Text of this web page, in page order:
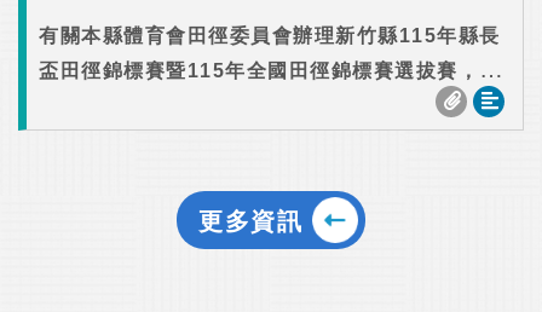
有關本縣體育會田徑委員會辦理新竹縣115年縣長
盃田徑錦標賽暨115年全國田徑錦標賽選拔賽，本
局同意核予場地布置人員公假登記，請查照。
更多資訊